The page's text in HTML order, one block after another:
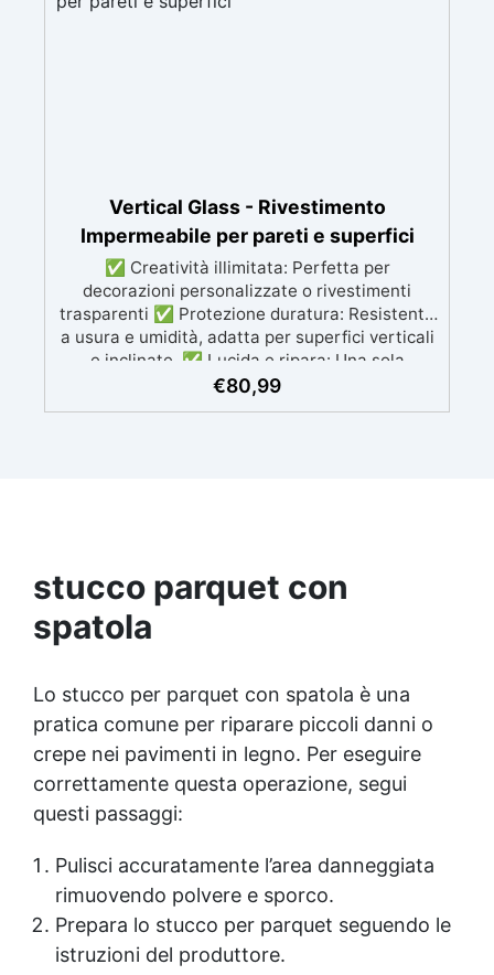
Vertical Glass - Rivestimento
Impermeabile per pareti e superfici
✅ Creatività illimitata: Perfetta per
decorazioni personalizzate o rivestimenti
trasparenti ✅ Protezione duratura: Resistente
a usura e umidità, adatta per superfici verticali
e inclinate. ✅ Lucida e ripara: Una sola
applicazione per una superficie brillante, liscia
€80,99
stucco parquet con
spatola
Lo stucco per parquet con spatola è una
pratica comune per riparare piccoli danni o
crepe nei pavimenti in legno. Per eseguire
correttamente questa operazione, segui
questi passaggi:
Pulisci accuratamente l’area danneggiata
rimuovendo polvere e sporco.
Prepara lo stucco per parquet seguendo le
istruzioni del produttore.